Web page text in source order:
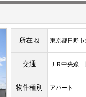
所在地 東京都日野市
交通 ＪＲ中央線
物件種別 アパート